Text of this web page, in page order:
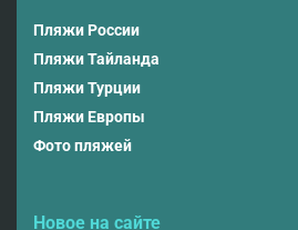
Пляжи России
Пляжи Тайланда
Пляжи Турции
Пляжи Европы
Фото пляжей
Новое на сайте